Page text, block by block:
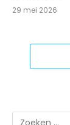
29 mei 2026